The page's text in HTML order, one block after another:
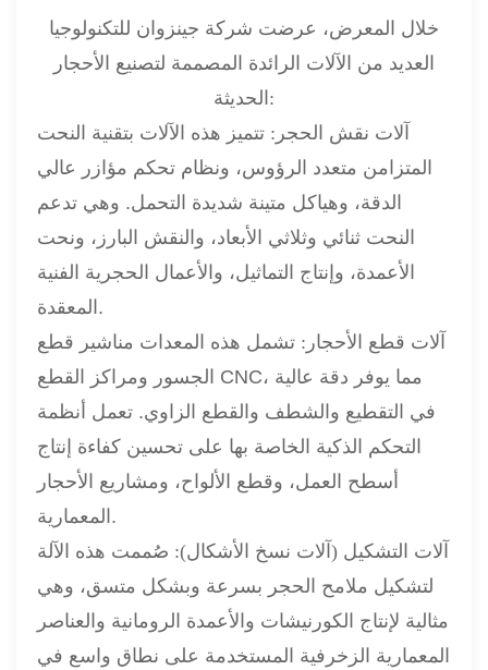
خلال المعرض، عرضت شركة جينزوان للتكنولوجيا
العديد من الآلات الرائدة المصممة لتصنيع الأحجار
الحديثة:
آلات نقش الحجر: تتميز هذه الآلات بتقنية النحت
المتزامن متعدد الرؤوس، ونظام تحكم مؤازر عالي
الدقة، وهياكل متينة شديدة التحمل. وهي تدعم
النحت ثنائي وثلاثي الأبعاد، والنقش البارز، ونحت
الأعمدة، وإنتاج التماثيل، والأعمال الحجرية الفنية
المعقدة.
آلات قطع الأحجار: تشمل هذه المعدات مناشير قطع
الجسور ومراكز القطع CNC، مما يوفر دقة عالية
في التقطيع والشطف والقطع الزاوي. تعمل أنظمة
التحكم الذكية الخاصة بها على تحسين كفاءة إنتاج
أسطح العمل، وقطع الألواح، ومشاريع الأحجار
المعمارية.
آلات التشكيل (آلات نسخ الأشكال): صُممت هذه الآلة
لتشكيل ملامح الحجر بسرعة وبشكل متسق، وهي
مثالية لإنتاج الكورنيشات والأعمدة الرومانية والعناصر
المعمارية الزخرفية المستخدمة على نطاق واسع في